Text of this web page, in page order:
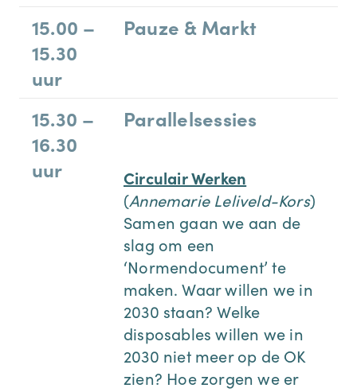
15.00 –
15.30
uur
Pauze & Markt
15.30 –
16.30
uur
Parallelsessies
Circulair Werken
(Annemarie Leliveld-Kors)
Samen gaan we aan de
slag om een
‘Normendocument’ te
maken. Waar willen we in
2030 staan? Welke
disposables willen we in
2030 niet meer op de OK
zien? Hoe zorgen we er